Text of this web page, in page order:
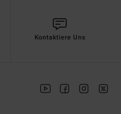
Kontaktiere Uns